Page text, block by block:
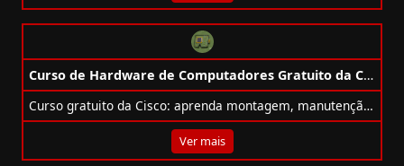
Curso de Hardware de Computadores Gratuito da Cisco
Curso gratuito da Cisco: aprenda montagem, manutenção e segurança de computadores, laptops e dispositivos móveis com certificado digital.
Ver mais